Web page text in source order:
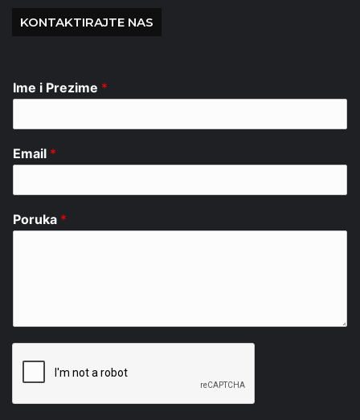
KONTAKTIRAJTE NAS
Ime i Prezime *
Email *
Poruka *